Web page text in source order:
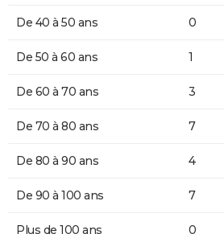
De 40 à 50 ans 0
De 50 à 60 ans 1
De 60 à 70 ans 3
De 70 à 80 ans 7
De 80 à 90 ans 4
De 90 à 100 ans 7
Plus de 100 ans 0